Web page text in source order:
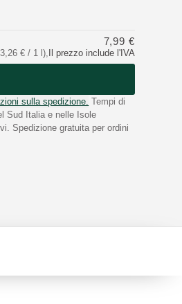
€ / 1 l), Il prezzo include l'IVA
7,99 €
sulla spedizione. Tempi di
Sud Italia e nelle Isole
Spedizione gratuita per ordini